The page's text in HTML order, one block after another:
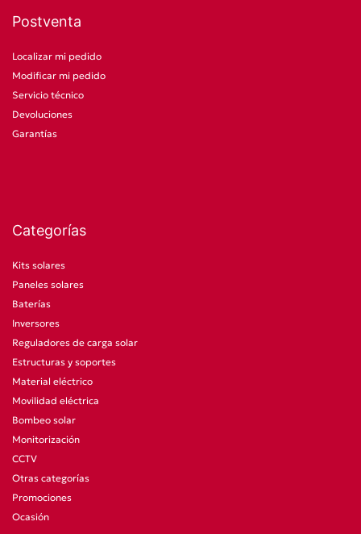
Postventa
Localizar mi pedido
Modificar mi pedido
Servicio técnico
Devoluciones
Garantías
Categorías
Kits solares
Paneles solares
Baterías
Inversores
Reguladores de carga solar
Estructuras y soportes
Material eléctrico
Movilidad eléctrica
Bombeo solar
Monitorización
CCTV
Otras categorías
Promociones
Ocasión